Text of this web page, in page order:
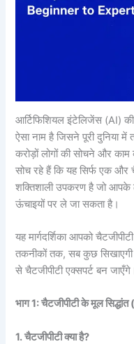
आर्टिफिशियल इंटेलिजेंस (AI)
ऐसा नाम है जिसने पूरी दुनिया
करोड़ों लोगों की सोचने और
सोच रहे हैं कि यह सिर्फ एक
शक्तिशाली उपकरण है जो
ऊंचाइयों पर ले जा सकता है।
यह मार्गदर्शिका आपको
तकनीकों तक, सब कुछ
से चैटजीपीटी एक्सपर्ट बन
भाग 1:चैटजीपीटीकेमूल
1. चैटजीपीटी क्या है?